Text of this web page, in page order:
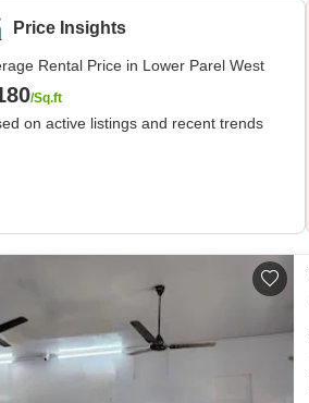
Price Insights
Rental Price in Lower Parel West
/Sq.ft
on active listings and recent trends